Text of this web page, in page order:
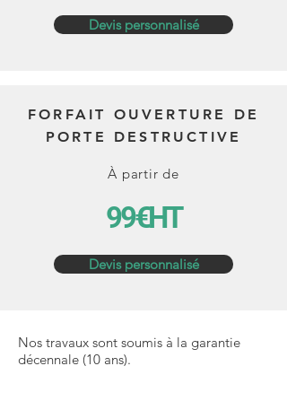
Devis personnalisé
FORFAIT OUVERTURE DE
PORTE DESTRUCTIVE
À partir de
99€HT
Devis personnalisé
Nos travaux sont soumis à la garantie
décennale (10 ans).